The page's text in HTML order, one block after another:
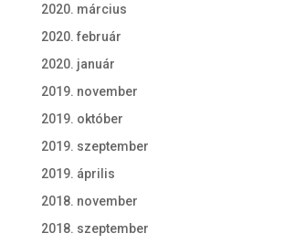
2020. március
2020. február
2020. január
2019. november
2019. október
2019. szeptember
2019. április
2018. november
2018. szeptember